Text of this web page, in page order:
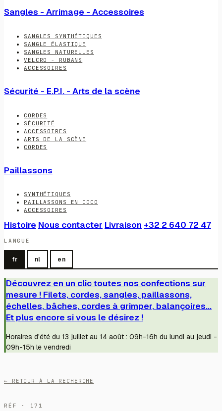
Sangles - Arrimage - Accessoires
SANGLES SYNTHÉTIQUES
SANGLE ÉLASTIQUE
SANGLES NATURELLES
VELCRO - RUBANS
ACCESSOIRES
Sécurité - E.P.I. - Arts de la scène
CORDES
SÉCURITÉ
ACCESSOIRES
ARTS DE LA SCÈNE
CORDES
Paillassons
SYNTHÉTIQUES
PAILLASSONS EN COCO
ACCESSOIRES
Histoire Nous contacter Livraison +32 2 640 72 47
LANGUE
fr nl en
Découvrez en un clic toutes nos confections sur
mesure ! Filets, cordes, sangles, paillassons,
échelles, bâches, cordes à grimper, balançoires...
Et plus encore si vous le désirez !
Horaires d'été du 13 juillet au 14 août : 09h-16h du lundi au jeudi -
09h-15h le vendredi
← RETOUR À LA RECHERCHE
RÉF · 171